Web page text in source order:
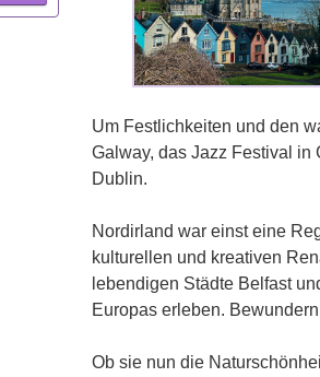
Um Festlichkeiten und den
Galway, das Jazz Festival in
Dublin.
Nordirland war einst eine
kulturellen und kreativen
lebendigen Städte Belfast
Europas erleben.
Ob sie nun die